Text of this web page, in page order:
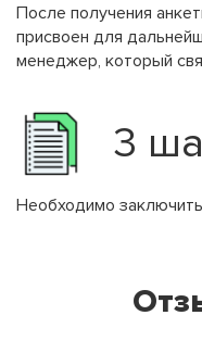
После получения
присвоен для
менеджер, который
3
Необходимо